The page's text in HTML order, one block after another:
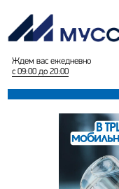
Ждем вас ежедневно
с 09:00 до 20:00